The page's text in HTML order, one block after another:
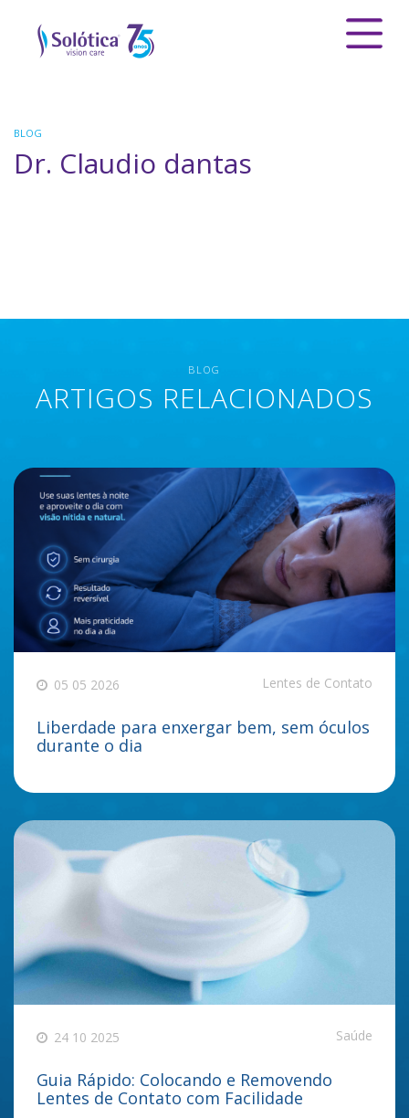
BLOG
Dr. Claudio dantas
BLOG
ARTIGOS RELACIONADOS
05 05 2026 Lentes de Contato
Liberdade para enxergar bem, sem óculos
durante o dia
24 10 2025 Saúde
Guia Rápido: Colocando e Removendo
Lentes de Contato com Facilidade